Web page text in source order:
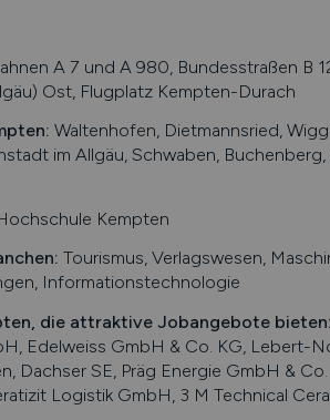
A 7 und A 980, Bundesstraßen B
Ost, Flugplatz Kempten-Durach
: Waltenhofen, Dietmannsried,
im Allgäu, Schwaben,
Kempten
: Tourismus, Verlagswesen,
Informationstechnologie
, die attraktive Jobangebote bieten:
Edelweiss GmbH & Co. KG, Lebert-
Dachser SE, Präg Energie GmbH &
Logistik GmbH, 3 M Technical